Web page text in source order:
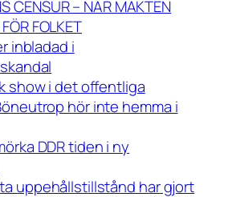
CENSUR – NÄR MAKTEN
FOLKET
inbladad i
show i det offentliga
hör inte hemma i
DDR tiden i ny
uppehållstillstånd har gjort